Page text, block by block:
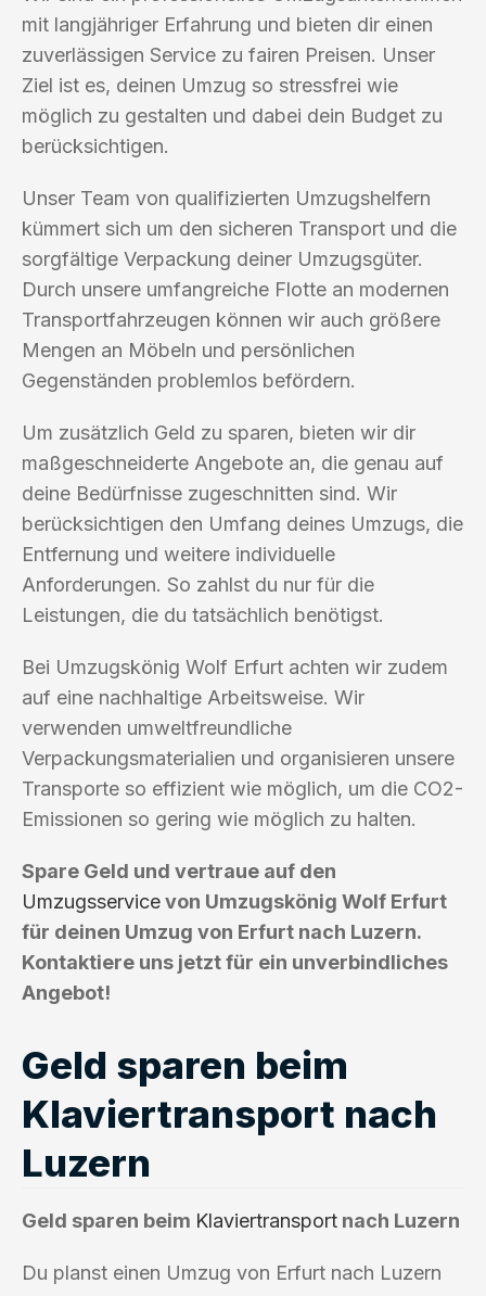
mit langjähriger Erfahrung und bieten dir einen
zuverlässigen Service zu fairen Preisen. Unser
Ziel ist es, deinen Umzug so stressfrei wie
möglich zu gestalten und dabei dein Budget zu
berücksichtigen.
Unser Team von qualifizierten Umzugshelfern
kümmert sich um den sicheren Transport und die
sorgfältige Verpackung deiner Umzugsgüter.
Durch unsere umfangreiche Flotte an modernen
Transportfahrzeugen können wir auch größere
Mengen an Möbeln und persönlichen
Gegenständen problemlos befördern.
Um zusätzlich Geld zu sparen, bieten wir dir
maßgeschneiderte Angebote an, die genau auf
deine Bedürfnisse zugeschnitten sind. Wir
berücksichtigen den Umfang deines Umzugs, die
Entfernung und weitere individuelle
Anforderungen. So zahlst du nur für die
Leistungen, die du tatsächlich benötigst.
Bei Umzugskönig Wolf Erfurt achten wir zudem
auf eine nachhaltige Arbeitsweise. Wir
verwenden umweltfreundliche
Verpackungsmaterialien und organisieren unsere
Transporte so effizient wie möglich, um die CO2-
Emissionen so gering wie möglich zu halten.
Spare Geld und vertraue auf den
Umzugsservicevon Umzugskönig Wolf Erfurt
für deinen Umzug von Erfurt nach Luzern.
Kontaktiere uns jetzt für ein unverbindliches
Angebot!
Geld sparen beim
Klaviertransport nach
Luzern
Geld sparen beim Klaviertransport nach Luzern
Du planst einen Umzug von Erfurt nach Luzern